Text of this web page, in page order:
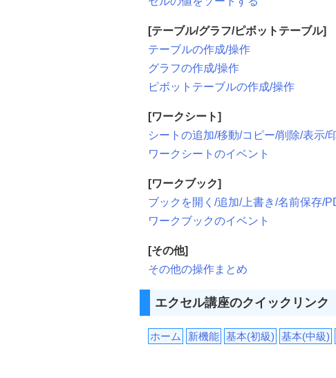
[テーブル/グラフ/ピボットテーブル]
テーブルの作成/操作
グラフの作成/操作
ピボットテーブルの作成/操作
[ワークシート]
シートの追加/移動/コピー/削除/表示/
ワークシートのイベント
[ワークブック]
ブックを開く/追加/上書き/名前保存/
ワークブックのイベント
[その他]
その他の操作まとめ
エクセル講座のクイックリンク
ホーム 新機能 基本(初級) 基本(中級)